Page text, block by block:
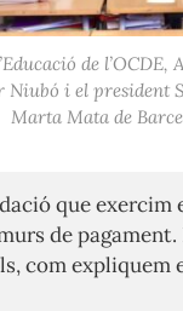
de l’OCDE,
Niubó i el president
Marta Mata de
que exercim
de pagament.
com expliquem